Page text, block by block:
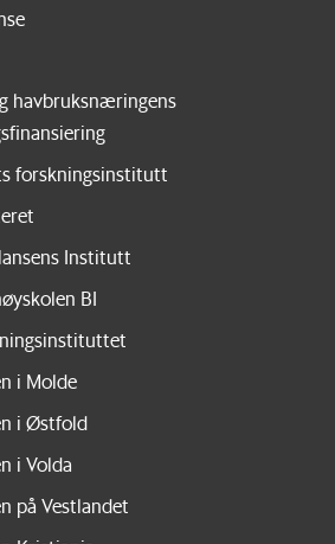
havbruksnæringens
forskningsinstitutt
Institutt
BI
i Molde
i Østfold
i Volda
på Vestlandet